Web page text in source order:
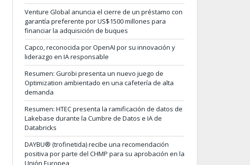
Venture Global anuncia el cierre de un préstamo con
garantía preferente por US$1500 millones para
financiar la adquisición de buques
Capco, reconocida por OpenAI por su innovación y
liderazgo en IA responsable
Resumen: Gurobi presenta un nuevo juego de
Optimization ambientado en una cafetería de alta
demanda
Resumen: HTEC presenta la ramificación de datos de
Lakebase durante la Cumbre de Datos e IA de
Databricks
DAYBU® (trofinetida) recibe una recomendación
positiva por parte del CHMP para su aprobación en la
Unión Europea